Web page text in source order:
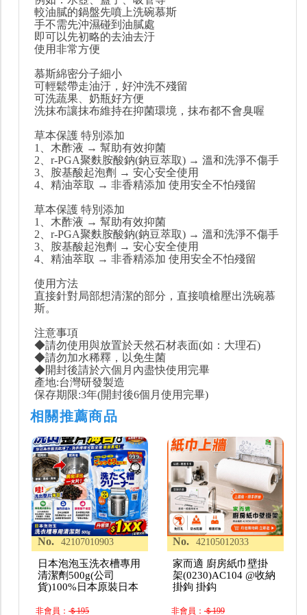
較油膩的鍋盤先噴上洗碗慕斯
手不需先沖濕碰到油膩處
即可以先初略的去油去汙
使用非常方便
慕斯綿密分子細小
可輕鬆帶走油汙，好沖洗不殘留
可洗蔬果、奶瓶好方便
洗抹布讓抹布維持在抑菌環境，抹布都不會臭喔
草本保護 特別添加
1、木酢液 → 幫助有效抑菌
2、r-PGA聚麩胺酸鈉(鈉豆萃取) → 溫和洗淨不傷手
3、胺基酸起泡劑 → 安心安全使用
4、精油萃取 → 非香精添加 使用安全不怕殘留
草本保護 特別添加
1、木酢液 → 幫助有效抑菌
2、r-PGA聚麩胺酸鈉(鈉豆萃取) → 溫和洗淨不傷手
3、胺基酸起泡劑 → 安心安全使用
4、精油萃取 → 非香精添加 使用安全不怕殘留
使用方法
直接針對局部想清潔的部分，直接噴槍壓出洗碗慕
斯。
注意事項
◆請勿使用與放置於天然石材表面(如：大理石)
◆請勿加水稀釋，以免生菌
◆開封後請於六個月內盡快使用完畢
產地:台灣研發製造
保存期限:3年(開封後6個月使用完畢)
相關推薦商品
No. 42107010903
日本泡泡玉洗衣槽專用
清潔劑500g(公司
貨)100%日本原裝日本
非會員：＄195
No. 42105012033
家而適 廚房紙巾壁掛
架(0230)AC104 @收納
掛鉤 掛鈎
非會員：＄199